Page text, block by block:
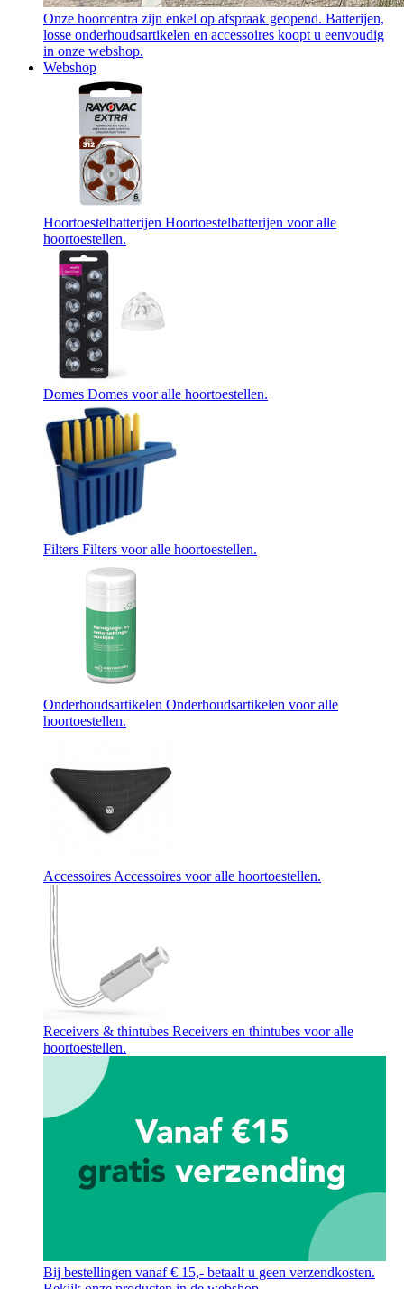
Onze hoorcentra zijn enkel op afspraak geopend. Batterijen,
losse onderhoudsartikelen en accessoires koopt u eenvoudig
in onze webshop.
Webshop
Hoortoestelbatterijen Hoortoestelbatterijen voor alle
hoortoestellen.
Domes Domes voor alle hoortoestellen.
Filters Filters voor alle hoortoestellen.
Onderhoudsartikelen Onderhoudsartikelen voor alle
hoortoestellen.
Accessoires Accessoires voor alle hoortoestellen.
Receivers & thintubes Receivers en thintubes voor alle
hoortoestellen.
Bij bestellingen vanaf € 15,- betaalt u geen verzendkosten.